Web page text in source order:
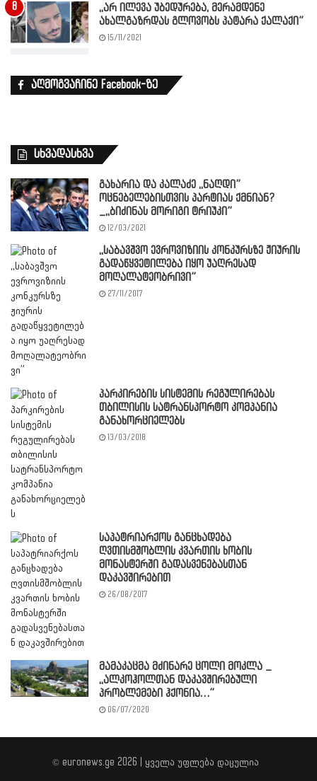
,,არ ილევა უბედურება, მერამდენე
ახალგაზრდას გლოვობს პატარა ქალაქი”
15/11/2021
აღმოგვაჩინე Facebook-ზე
სხვადასხვა
გახარია და კალაძე ,,ნაღდი”
ოცნებელებისთვის პარტიას ქმნიან?
_,,ბიძინას მორიგი ტრიუკი”
12/03/2021
,,საბავშვო ევროვიზიის კონკურსზე ჟიურის
გადაწყვეტილება იყო უაღრესად
მოღალატეობრივი”
27/11/2017
პარკირების სისტემის რეგულირებას
თბილისის სატრანსპორტო კომპანია
განახორციელებს
13/03/2018
საპატრიარქოს განცხადება
ღვთისმშობლის კვართის ხობის
მონასტერში გადასვენებასთან
დაკავშირებით
26/08/2017
მამაკაცმა მძინარე ცოლი მოკლა _
,,ალკოჰოლთან დაკავშირებული
პრობლემები ჰქონია…”
06/07/2020
© euronews.ge 2026 | ყველა უფლება დაცულია